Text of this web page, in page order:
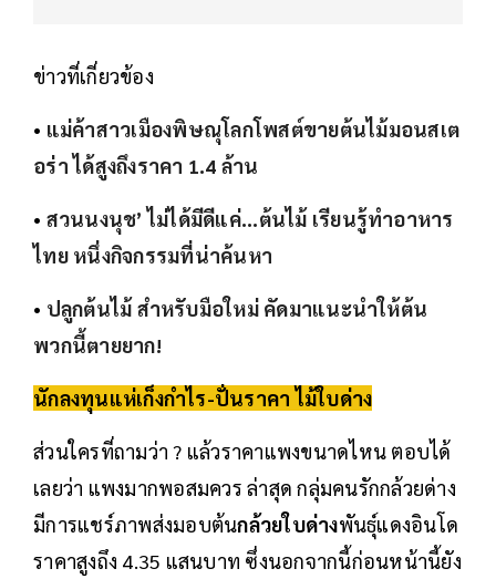
ข่าวที่เกี่ยวข้อง
• แม่ค้าสาวเมืองพิษณุโลกโพสต์ขายต้นไม้มอนสเต
อร่า ได้สูงถึงราคา 1.4 ล้าน
• สวนนงนุช’ ไม่ได้มีดีแค่...ต้นไม้ เรียนรู้ทำอาหาร
ไทย หนึ่งกิจกรรมที่น่าค้นหา
• ปลูกต้นไม้ สำหรับมือใหม่ คัดมาแนะนำให้ต้น
พวกนี้ตายยาก!
นักลงทุนแห่เก็งกำไร-ปั่นราคา ไม้ใบด่าง
ส่วนใครที่ถามว่า ? แล้วราคาแพงขนาดไหน ตอบได้
เลยว่า แพงมากพอสมควร ล่าสุด กลุ่มคนรักกล้วยด่าง
มีการแชร์ภาพส่งมอบต้นกล้วยใบด่างพันธุ์แดงอินโด
ราคาสูงถึง 4.35 แสนบาท ซึ่งนอกจากนี้ก่อนหน้านี้ยัง